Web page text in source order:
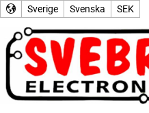
Sverige Svenska SEK